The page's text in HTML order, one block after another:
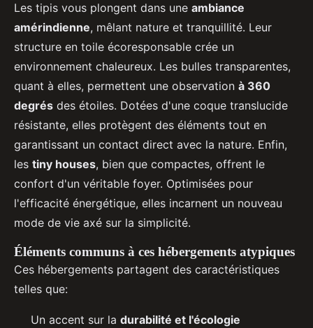
Les tipis vous plongent dans une ambiance
amérindienne, mêlant nature et tranquillité. Leur
structure en toile écoresponsable crée un
environnement chaleureux. Les bulles transparentes,
quant à elles, permettent une observation à 360
degrés des étoiles. Dotées d'une coque translucide
résistante, elles protègent des éléments tout en
garantissant un contact direct avec la nature. Enfin,
les tiny houses, bien que compactes, offrent le
confort d'un véritable foyer. Optimisées pour
l'efficacité énergétique, elles incarnent un nouveau
mode de vie axé sur la simplicité.
Éléments communs à ces hébergements atypiques
Ces hébergements partagent des caractéristiques
telles que:
Un accent sur la durabilité et l'écologie